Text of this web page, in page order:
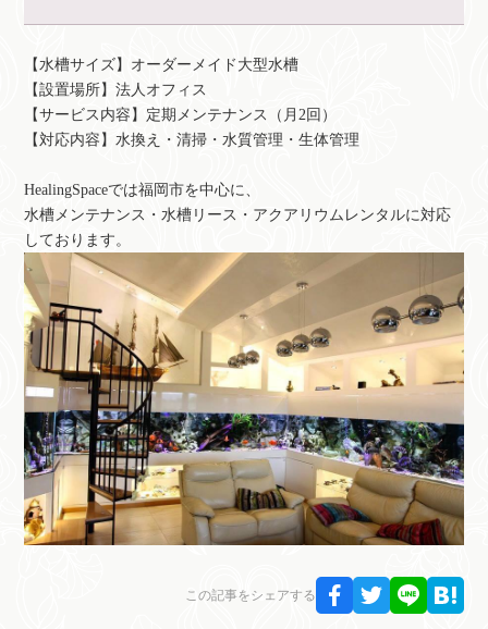
【水槽サイズ】オーダーメイド大型水槽
【設置場所】法人オフィス
【サービス内容】定期メンテナンス（月2回）
【対応内容】水換え・清掃・水質管理・生体管理
HealingSpaceでは福岡市を中心に、
水槽メンテナンス・水槽リース・アクアリウムレンタルに対応
しております。
この記事をシェアする